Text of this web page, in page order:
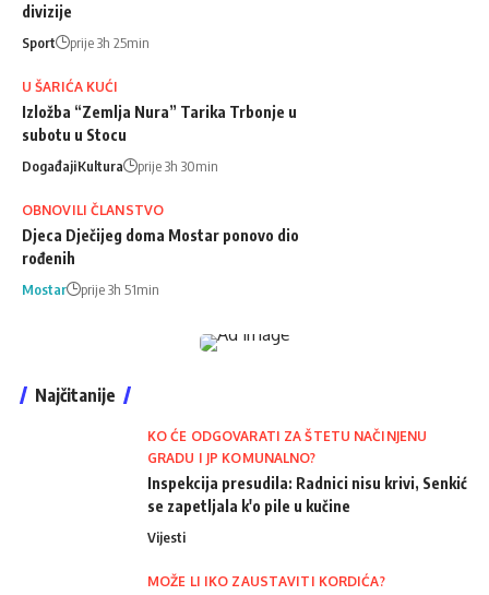
divizije
Sport prije 3h 25min
U ŠARIĆA KUĆI
Izložba “Zemlja Nura” Tarika Trbonje u
subotu u Stocu
DogađajiKultura prije 3h 30min
OBNOVILI ČLANSTVO
Djeca Dječijeg doma Mostar ponovo dio
rođenih
Mostar prije 3h 51min
Najčitanije
KO ĆE ODGOVARATI ZA ŠTETU NAČINJENU
GRADU I JP KOMUNALNO?
Inspekcija presudila: Radnici nisu krivi, Senkić
se zapetljala k'o pile u kučine
Vijesti
MOŽE LI IKO ZAUSTAVITI KORDIĆA?